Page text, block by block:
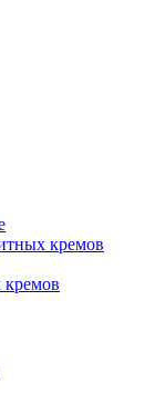
кремов